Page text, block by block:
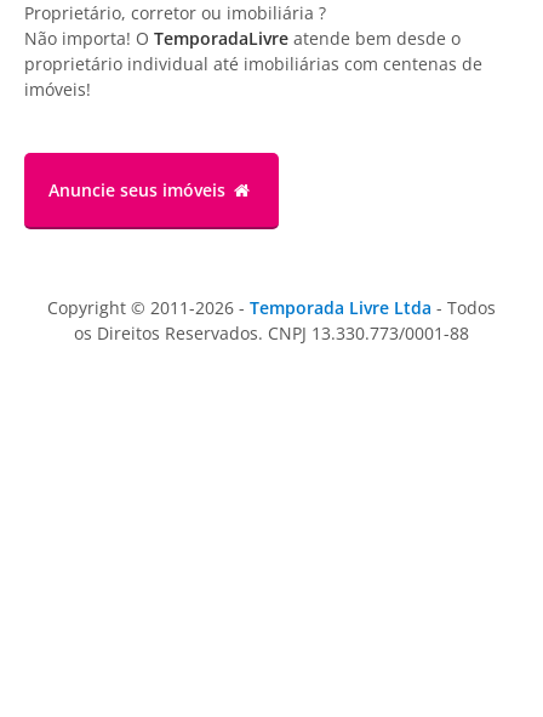
Proprietário, corretor ou imobiliária ?
Não importa! O TemporadaLivre atende bem desde o
proprietário individual até imobiliárias com centenas de
imóveis!
Anuncie seus imóveis
Copyright © 2011-2026 - Temporada Livre Ltda - Todos
os Direitos Reservados. CNPJ 13.330.773/0001-88